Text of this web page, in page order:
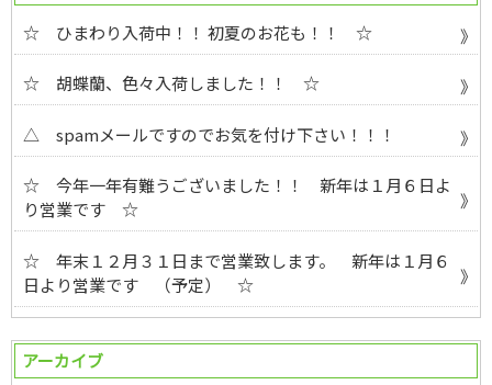
☆ ひまわり入荷中！！ 初夏のお花も！！ ☆
☆ 胡蝶蘭、色々入荷しました！！ ☆
△ spamメールですのでお気を付け下さい！！！
☆ 今年一年有難うございました！！ 新年は１月６日よ
り営業です ☆
☆ 年末１２月３１日まで営業致します。 新年は１月６
日より営業です （予定） ☆
アーカイブ